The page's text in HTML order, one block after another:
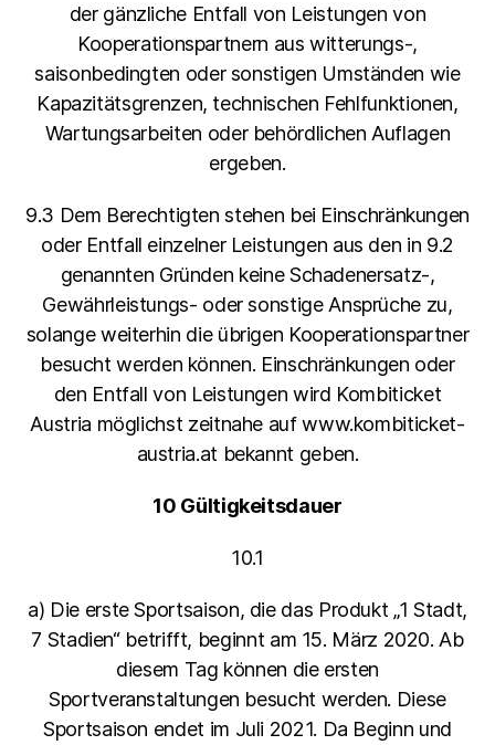
der gänzliche Entfall von Leistungen von
Kooperationspartnern aus witterungs-,
saisonbedingten oder sonstigen Umständen wie
Kapazitätsgrenzen, technischen Fehlfunktionen,
Wartungsarbeiten oder behördlichen Auflagen
ergeben.
9.3 Dem Berechtigten stehen bei Einschränkungen
oder Entfall einzelner Leistungen aus den in 9.2
genannten Gründen keine Schadenersatz-,
Gewährleistungs- oder sonstige Ansprüche zu,
solange weiterhin die übrigen Kooperationspartner
besucht werden können. Einschränkungen oder
den Entfall von Leistungen wird Kombiticket
Austria möglichst zeitnahe auf www.kombiticket-
austria.at bekannt geben.
10 Gültigkeitsdauer
10.1
a) Die erste Sportsaison, die das Produkt „1 Stadt,
7 Stadien“ betrifft, beginnt am 15. März 2020. Ab
diesem Tag können die ersten
Sportveranstaltungen besucht werden. Diese
Sportsaison endet im Juli 2021. Da Beginn und